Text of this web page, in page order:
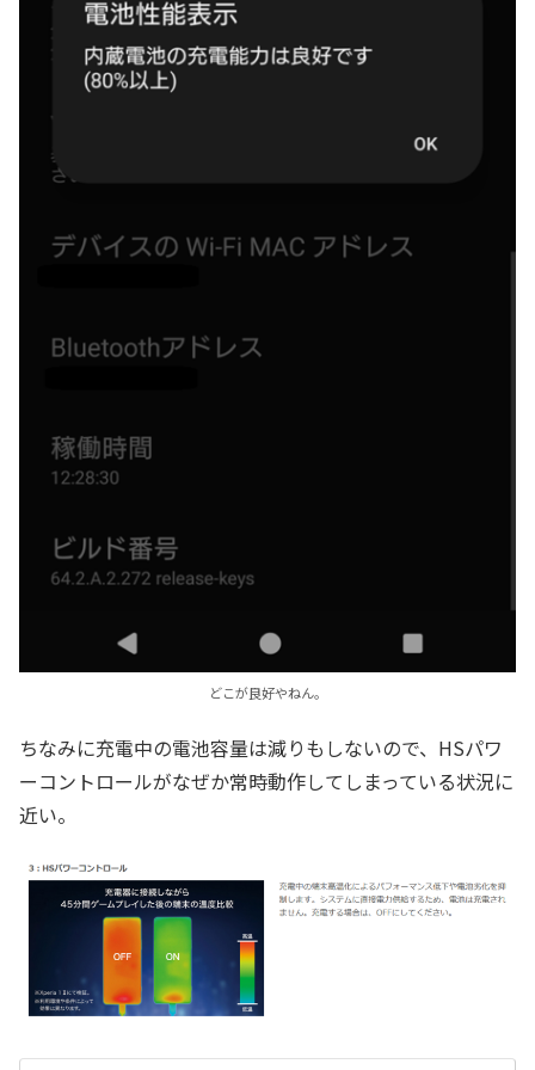
どこが良好やねん。
ちなみに充電中の電池容量は減りもしないので、HSパワ
ーコントロールがなぜか常時動作してしまっている状況に
近い。